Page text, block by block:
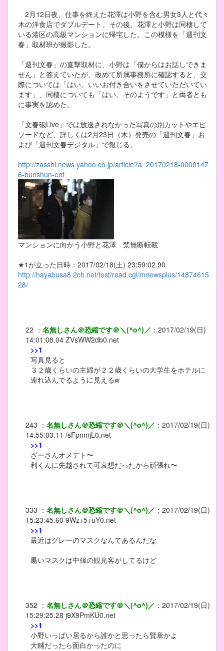
2月12日夜、仕事を終えた花澤は小野を含む男女3人と代々
木の洋食店でダブルデート。その後、花澤と小野は同棲して
いる港区の高級マンションに帰宅した。この模様を「週刊文
春」取材班が撮影した。
「週刊文春」の直撃取材に、小野は「僕からはお話しできま
せん」と答えていたが、改めて所属事務所に確認すると、交
際については「はい。いいお付き合いをさせていただいてい
ます」、同棲についても「はい。そのようです」と両者とも
に事実を認めた。
「文春砲Live」では放送されなかった写真の別カットやエピ
ソードなど、詳しくは2月23日（木）発売の「週刊文春」お
よび「週刊文春デジタル」で報じる。
http://zasshi.news.yahoo.co.jp/article?a=20170218-0000147
6-bunshun-ent
マンションに向かう小野と花澤 禁無断転載
★1が立った日時：2017/02/18(土) 23:59:02.90
http://hayabusa8.2ch.net/test/read.cgi/mnewsplus/14874615
28/
22 ： 名無しさん＠恐縮です＠＼(^o^)／ ： 2017/02/19(日)
14:01:08.04 ZVsWW2db0.net
>>1
写真見ると
３２歳くらいの主婦が２２歳くらいの大学生をホテルに
連れ込んでるように見えるw
243 ： 名無しさん＠恐縮です＠＼(^o^)／ ： 2017/02/19(日)
14:55:03.11 /sFpnmjL0.net
>>1
ざーさんオメデト〜
利くんに先越されて可哀想だったから頑張れ〜
333 ： 名無しさん＠恐縮です＠＼(^o^)／ ： 2017/02/19(日)
15:23:45.60 9Wz+5+uY0.net
>>1
最近はグレーのマスクなんてあるんだな
黒いマスクは中韓の観光客がしてるけど
352 ： 名無しさん＠恐縮です＠＼(^o^)／ ： 2017/02/19(日)
15:29:25.28 j9X9PmKU0.net
>>1
小野いっぱい居るから誰かと思ったら賢章かよ
大輔だったら面白かったのに